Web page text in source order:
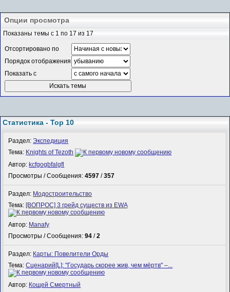
Опции просмотра
Показаны темы с 1 по 17 из 17
Отсортировано по
Порядок отображения
Показать с
Статистика - Top 10
Раздел:Экспедиция
Тема: Knights of Tezoth
Автор: kcfgogbfalgfl
Просмотры / Сообщения:4597 /357
Раздел: Модостроительство
Тема: [ВОПРОС] 3 грейд существ из EWA
Автор: Manafy
Просмотры / Сообщения:94 /2
Раздел: Карты: Повелители Орды
Тема:Сценарий[L]: "Государь скорее жив, чем мёртв" –...
Автор: Кощей Смертный